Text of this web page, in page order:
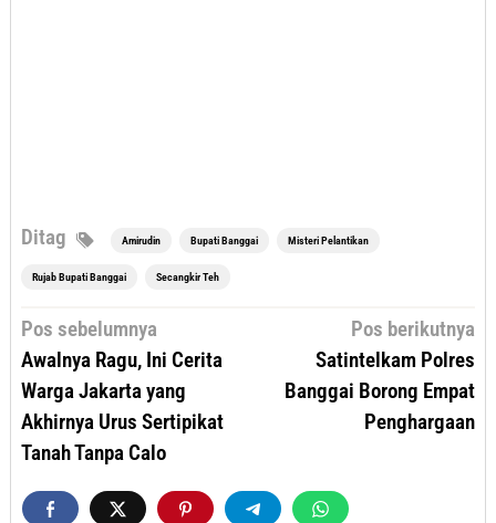
Ditag Amirudin Bupati Banggai Misteri Pelantikan
Rujab Bupati Banggai Secangkir Teh
Navigasi
Pos sebelumnya
Awalnya Ragu, Ini Cerita
Warga Jakarta yang
Akhirnya Urus Sertipikat
Tanah Tanpa Calo
Pos berikutnya
Satintelkam Polres
Banggai Borong Empat
Penghargaan